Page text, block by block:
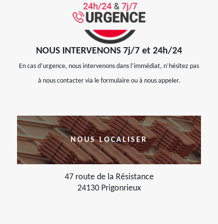
NOUS INTERVENONS 7j/7 et 24h/24
En cas d’urgence, nous intervenons dans l’immédiat, n’hésitez pas
à nous contacter via le formulaire ou à nous appeler.
NOUS LOCALISER
47 route de la Résistance
24130 Prigonrieux